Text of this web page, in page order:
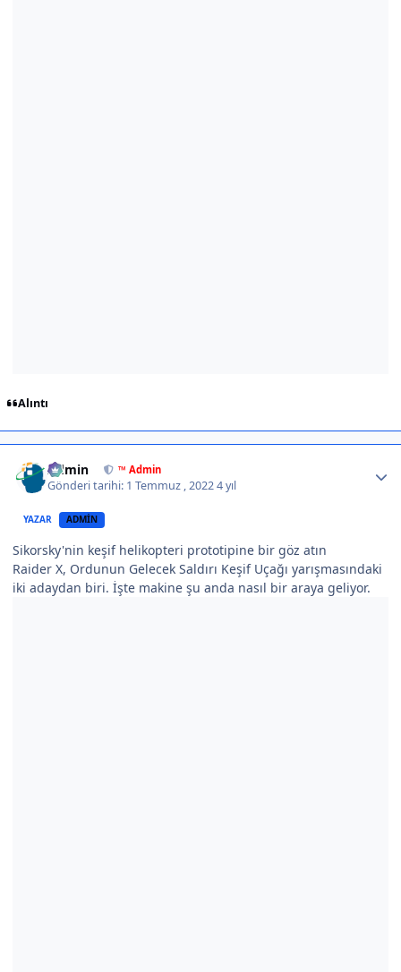
Alıntı
Admin ™ Admin
Gönderi tarihi: 1 Temmuz , 20224 yıl
YAZAR ADMIN
Sikorsky'nin keşif helikopteri prototipine bir göz atın
Raider X, Ordunun Gelecek Saldırı Keşif Uçağı yarışmasındaki
iki adaydan biri. İşte makine şu anda nasıl bir araya geliyor.